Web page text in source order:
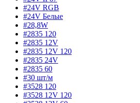
#24V RGB
#24V Белые
#28,8W
#2835 120
#2835 12V
#2835 12V 120
#2835 24V
#2835 60
#30 шт/м
#3528 120
#3528 12V 120